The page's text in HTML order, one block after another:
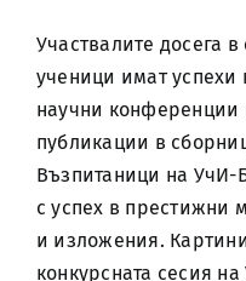
Участвалите досега
ученици имат успехи
научни конференции
публикации в
Възпитаници на УчИ-
с успех в престижни
и изложения.
конкурсната сесия